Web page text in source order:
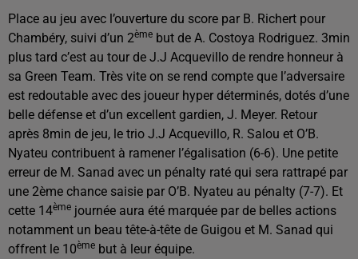
Place au jeu avec l’ouverture du score par B. Richert pour
Chambéry, suivi d’un 2ème but de A. Costoya Rodriguez. 3min
plus tard c’est au tour de J.J Acquevillo de rendre honneur à
sa Green Team. Très vite on se rend compte que l’adversaire
est redoutable avec des joueur hyper déterminés, dotés d’une
belle défense et d’un excellent gardien, J. Meyer. Retour
après 8min de jeu, le trio J.J Acquevillo, R. Salou et O’B.
Nyateu contribuent à ramener l’égalisation (6-6). Une petite
erreur de M. Sanad avec un pénalty raté qui sera rattrapé par
une 2ème chance saisie par O’B. Nyateu au pénalty (7-7). Et
cette 14ème journée aura été marquée par de belles actions
notamment un beau tête-à-tête de Guigou et M. Sanad qui
offrent le 10ème but à leur équipe.